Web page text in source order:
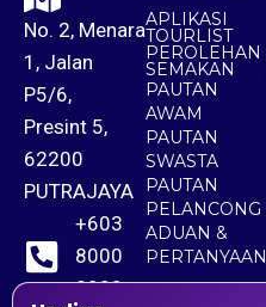
No. 2, Menara
1, Jalan
P5/6,
Presint 5,
62200
PUTRAJAYA
+603
8000
8000
APLIKASI
TOURLIST
PEROLEHAN
SEMAKAN
PAUTAN
AWAM
PAUTAN
SWASTA
PAUTAN
PELANCONG
ADUAN &
PERTANYAAN